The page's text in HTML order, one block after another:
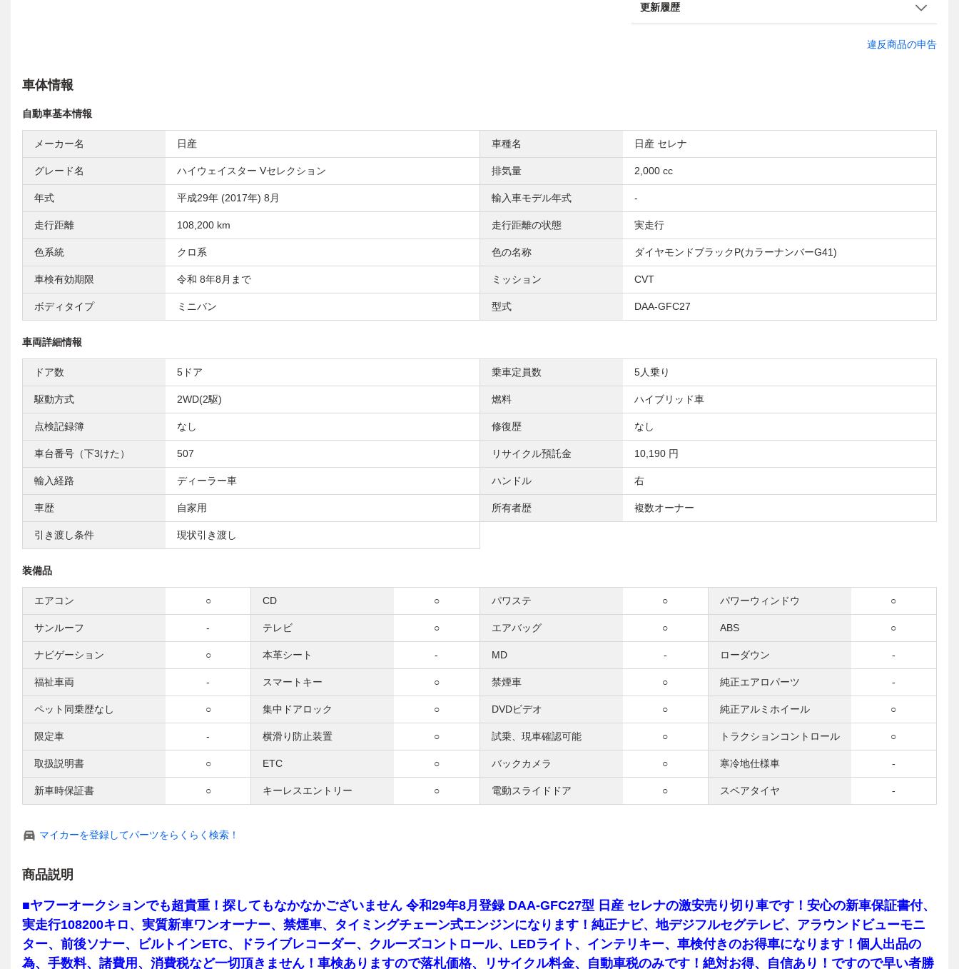
更新履歴
違反商品の申告
車体情報
自動車基本情報
メーカー名 日産 車種名 日産 セレナ
グレード名 ハイウェイスター Vセレクション 排気量 2,000 cc
年式 平成29年 (2017年) 8月 輸入車モデル年式 -
走行距離 108,200 km 走行距離の状態 実走行
色系統 クロ系 色の名称 ダイヤモンドブラックP(カラーナンバーG41)
車検有効期限 令和 8年8月まで ミッション CVT
ボディタイプ ミニバン 型式 DAA-GFC27
車両詳細情報
ドア数 5ドア 乗車定員数 5人乗り
駆動方式 2WD(2駆) 燃料 ハイブリッド車
点検記録簿 なし 修復歴 なし
車台番号（下3けた） 507 リサイクル預託金 10,190 円
輸入経路 ディーラー車 ハンドル 右
車歴 自家用 所有者歴 複数オーナー
引き渡し条件 現状引き渡し
装備品
エアコン ○ CD ○ パワステ ○ パワーウィンドウ ○
サンルーフ - テレビ ○ エアバッグ ○ ABS ○
ナビゲーション ○ 本革シート - MD - ローダウン -
福祉車両 - スマートキー ○ 禁煙車 ○ 純正エアロパーツ -
ペット同乗歴なし ○ 集中ドアロック ○ DVDビデオ ○ 純正アルミホイール ○
限定車 - 横滑り防止装置 ○ 試乗、現車確認可能 ○ トラクションコントロール ○
取扱説明書 ○ ETC ○ バックカメラ ○ 寒冷地仕様車 -
新車時保証書 ○ キーレスエントリー ○ 電動スライドドア ○ スペアタイヤ -
マイカーを登録してパーツをらくらく検索！
商品説明